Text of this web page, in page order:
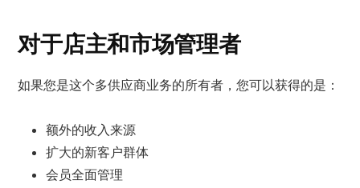
对于店主和市场管理者
如果您是这个多供应商业务的所有者，您可以获得的是：
额外的收入来源
扩大的新客户群体
会员全面管理